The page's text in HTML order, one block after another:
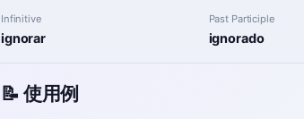
Infinitive
ignorar
Past Participle
ignorado
📝 使用例